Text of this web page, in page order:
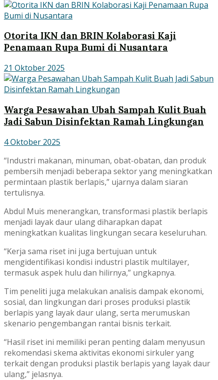
Otorita IKN dan BRIN Kolaborasi Kaji
Penamaan Rupa Bumi di Nusantara
21 Oktober 2025
Warga Pesawahan Ubah Sampah Kulit Buah
Jadi Sabun Disinfektan Ramah Lingkungan
4 Oktober 2025
“Industri makanan, minuman, obat-obatan, dan produk
pembersih menjadi beberapa sektor yang meningkatkan
permintaan plastik berlapis,” ujarnya dalam siaran
tertulisnya.
Abdul Muis menerangkan, transformasi plastik berlapis
menjadi layak daur ulang diharapkan dapat
meningkatkan kualitas lingkungan secara keseluruhan.
“Kerja sama riset ini juga bertujuan untuk
mengidentifikasi kondisi industri plastik multilayer,
termasuk aspek hulu dan hilirnya,” ungkapnya.
Tim peneliti juga melakukan analisis dampak ekonomi,
sosial, dan lingkungan dari proses produksi plastik
berlapis yang layak daur ulang, serta merumuskan
skenario pengembangan rantai bisnis terkait.
“Hasil riset ini memiliki peran penting dalam menyusun
rekomendasi skema aktivitas ekonomi sirkuler yang
terkait dengan produksi plastik berlapis yang layak daur
ulang,” jelasnya.